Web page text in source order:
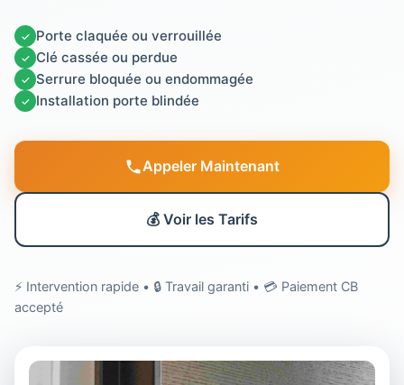
✓ Porte claquée ou verrouillée
✓ Clé cassée ou perdue
✓ Serrure bloquée ou endommagée
✓ Installation porte blindée
Appeler Maintenant
💰 Voir les Tarifs
⚡ Intervention rapide • 🔒 Travail garanti • 💳 Paiement CB
accepté